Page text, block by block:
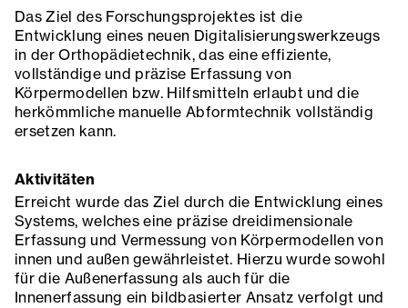
Das Ziel des Forschungsprojektes ist die
Entwicklung eines neuen Digitalisierungswerkzeugs
in der Orthopädietechnik, das eine effiziente,
vollständige und präzise Erfassung von
Körpermodellen bzw. Hilfsmitteln erlaubt und die
herkömmliche manuelle Abformtechnik vollständig
ersetzen kann.
Aktivitäten
Erreicht wurde das Ziel durch die Entwicklung eines
Systems, welches eine präzise dreidimensionale
Erfassung und Vermessung von Körpermodellen von
innen und außen gewährleistet. Hierzu wurde sowohl
für die Außenerfassung als auch für die
Innenerfassung ein bildbasierter Ansatz verfolgt und